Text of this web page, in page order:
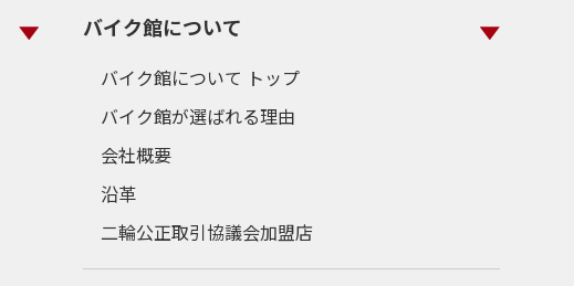
バイク館について
バイク館について トップ
バイク館が選ばれる理由
会社概要
沿革
二輪公正取引協議会加盟店